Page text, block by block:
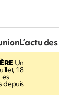
L’actu
Un
18
depuis